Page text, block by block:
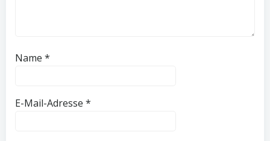
Name *
E-Mail-Adresse *